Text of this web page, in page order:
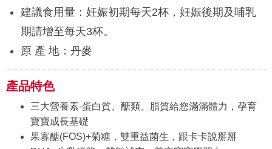
建議食用量：妊娠初期每天2杯，妊娠後期及哺乳
期請增至每天3杯。
原 產 地：丹麥
產品特色
三大營養素-蛋白質、醣類、脂質給您滿滿體力，孕育
寶寶成長基礎
果寡醣(FOS)+菊糖，雙重益菌生，跟卡卡說掰掰